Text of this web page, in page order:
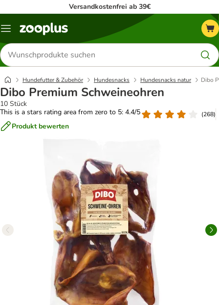
Versandkostenfrei ab 39€
Menü
Produkte
suchen
Hundefutter & Zubehör Hundesnacks Hundesnacks natur Dibo
Dibo Premium Schweineohren
10 Stück
This is a stars rating area from zero to 5: 4.4/5
(268)
Produkt bewerten